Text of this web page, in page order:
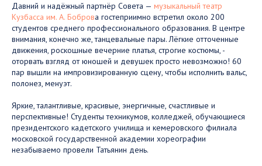
Давний и надёжный партнёр Совета — музыкальный театр
Кузбасса им. А. Боброва гостеприимно встретил около 200
студентов среднего профессионального образования. В центре
внимания, конечно же, танцевальные пары. Лёгкие отточенные
движения, роскошные вечерние платья, строгие костюмы, -
оторвать взгляд от юношей и девушек просто невозможно! 60
пар вышли на импровизированную сцену, чтобы исполнить вальс,
полонез, менуэт.
Яркие, талантливые, красивые, энергичные, счастливые и
перспективные! Студенты техникумов, колледжей, обучающиеся
президентского кадетского училища и кемеровского филиала
московской государственной академии хореографии
незабываемо провели Татьянин день.